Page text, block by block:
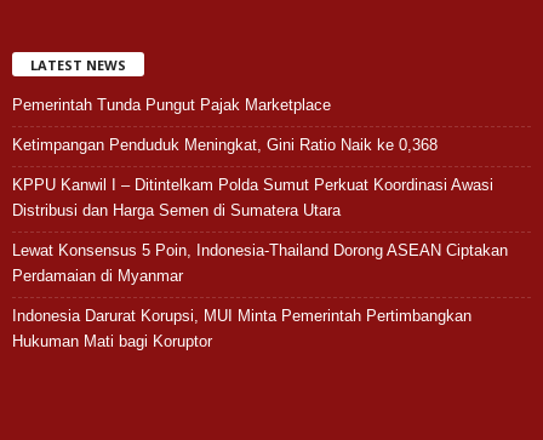
LATEST NEWS
Pemerintah Tunda Pungut Pajak Marketplace
Ketimpangan Penduduk Meningkat, Gini Ratio Naik ke 0,368
KPPU Kanwil I – Ditintelkam Polda Sumut Perkuat Koordinasi Awasi
Distribusi dan Harga Semen di Sumatera Utara
Lewat Konsensus 5 Poin, Indonesia-Thailand Dorong ASEAN Ciptakan
Perdamaian di Myanmar
Indonesia Darurat Korupsi, MUI Minta Pemerintah Pertimbangkan
Hukuman Mati bagi Koruptor